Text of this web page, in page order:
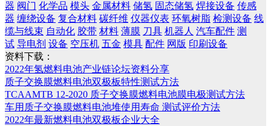
器 阀门 化学品 模头 金属材料 储氢 固态储氢 焊接设备 传感
器 缠绕设备 复合材料 碳纤维 仪器仪表 环氧树脂 检测设备 线
缆与线束 自动化 胶带 材料 薄膜 刀具 机器人 汽车配件 测
试 导电剂 设备 空压机 五金 模具 配件 网版 印刷设备
资料下载：
2022年氢燃料电池产业链论坛资料分享
质子交换膜燃料电池双极板特性测试方法
TCAAMTB 12-2020 质子交换膜燃料电池膜电极测试方法
车用质子交换膜燃料电池堆使用寿命 测试评价方法
2022年最新燃料电池双极板企业大全